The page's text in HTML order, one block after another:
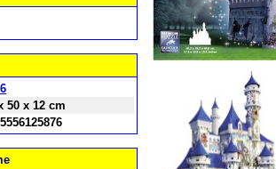
50 x 12 cm